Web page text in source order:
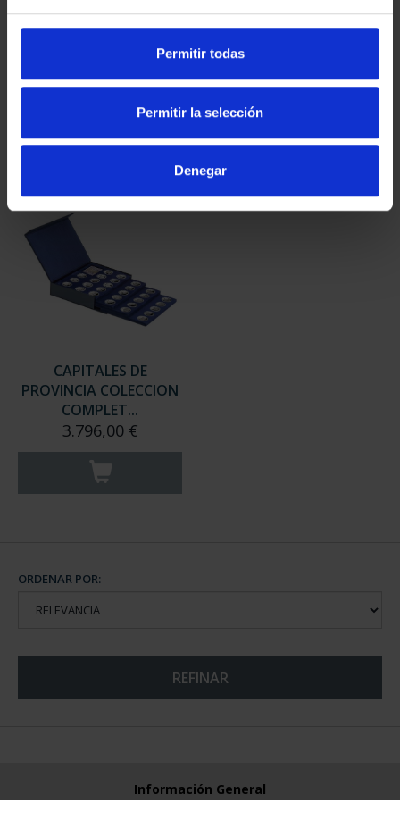
Permitir todas
Permitir la selección
Denegar
PROVINCIA 3
registrados
PROVINCIA 4
registrados
CAPITALES DE
PROVINCIA COLECCION
COMPLET...
3.796,00 €
ORDENAR POR:
REFINAR
Información General